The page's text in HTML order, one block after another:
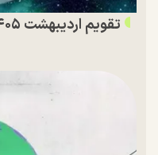
تقویم اردیبهشت ۱۴۰۵ و روز‌های تعطیل این ماه